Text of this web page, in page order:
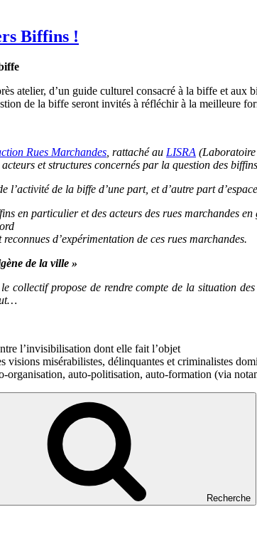
Biffins !
atelier, d’un guide culturel consacré à la biffe et
de la biffe seront invités à réfléchir à la meilleure
Rues Marchandes , rattaché au LISRA (Laboratoire
et structures concernés par la question des
l’activité de la biffe d’une part, et d’autre part
en particulier et des acteurs des rues marchandes
d’expérimentation de ces rues marchandes.
de la ville »
le collectifpropose de rendre compte de la situation
l’invisibilisation dont elle fait l’objet
visions misérabilistes, délinquantes et criminalistes
organisation, auto-politisation, auto-formation (via
Recherche